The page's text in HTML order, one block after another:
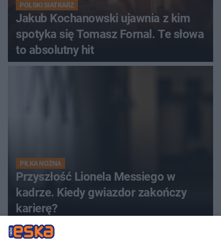
POLSKI SIATKARZ
Jakub Kochanowski ujawnia z kim
spotyka się Tomasz Fornal. Te słowa
to absolutny hit
PIŁKA NOŻNA
Przyszłość Lionela Messiego w
kadrze. Kiedy gwiazdor zakończy
karierę?
ZOBACZ WIĘCEJ